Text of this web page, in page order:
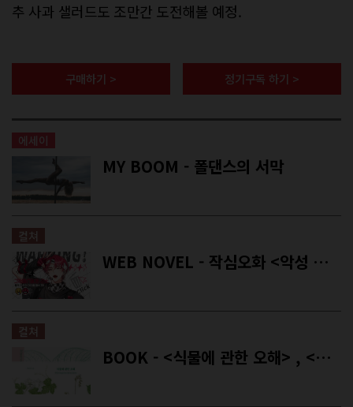
추 사과 샐러드도 조만간 도전해볼 예정.
구매하기 > 정기구독 하기 >
에세이
MY BOOM - 폴댄스의 서막
컬쳐
WEB NOVEL - 작심오화 <악성 멤버가 돌아왔다!>
컬쳐
BOOK - <식물에 관한 오해> , <삶의 반대편에 들판이 있다면>